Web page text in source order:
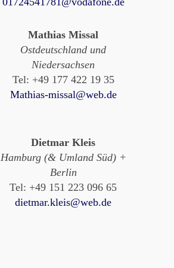
Mathias Missal
Ostdeutschland und
Niedersachsen
Tel: +49 177 422 19 35
Mathias-missal@web.de
Dietmar Kleis
Hamburg (& Umland Süd) +
Berlin
Tel: +49 151 223 096 65
dietmar.kleis@web.de